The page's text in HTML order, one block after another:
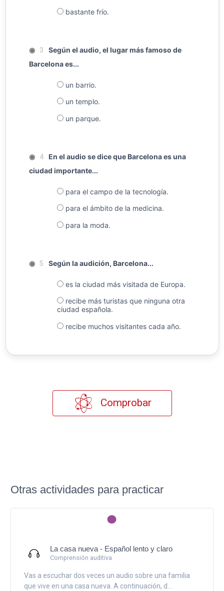
bastante frío.
◉ 3
Según el audio, el lugar más famoso de
Barcelona es...
un barrio.
un templo.
un parque.
◉ 4
En el audio se dice que Barcelona es una
ciudad importante...
para el campo de la tecnología.
para el ámbito de la medicina.
para la moda.
◉ 5 Según la audición, Barcelona...
es la ciudad más visitada de Europa.
recibe más turistas que ninguna otra
ciudad española.
recibe muchos visitantes cada año.
Comprobar
Otras actividades para practicar
La casa nueva - Español lento y claro
Comprensión auditiva
Vas a escuchar dos veces un audio sobre una familia
que vive en una casa nueva. A continuación, d...